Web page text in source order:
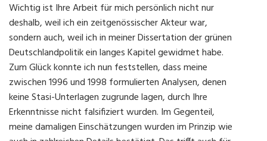
Wichtig ist Ihre Arbeit für mich persönlich nicht nur
deshalb, weil ich ein zeitgenössischer Akteur war,
sondern auch, weil ich in meiner Dissertation der grünen
Deutschlandpolitik ein langes Kapitel gewidmet habe.
Zum Glück konnte ich nun feststellen, dass meine
zwischen 1996 und 1998 formulierten Analysen, denen
keine Stasi-Unterlagen zugrunde lagen, durch Ihre
Erkenntnisse nicht falsifiziert wurden. Im Gegenteil,
meine damaligen Einschätzungen wurden im Prinzip wie